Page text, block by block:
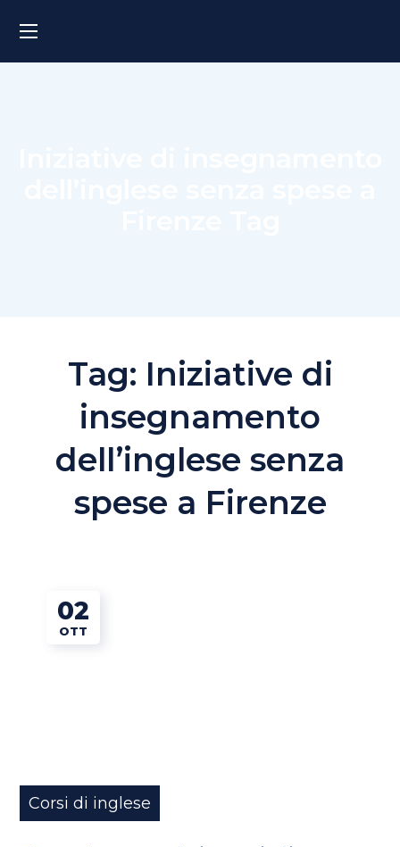
Tag: Iniziative di
insegnamento
dell’inglese senza
spese a Firenze
02
OTT
Corsi di inglese